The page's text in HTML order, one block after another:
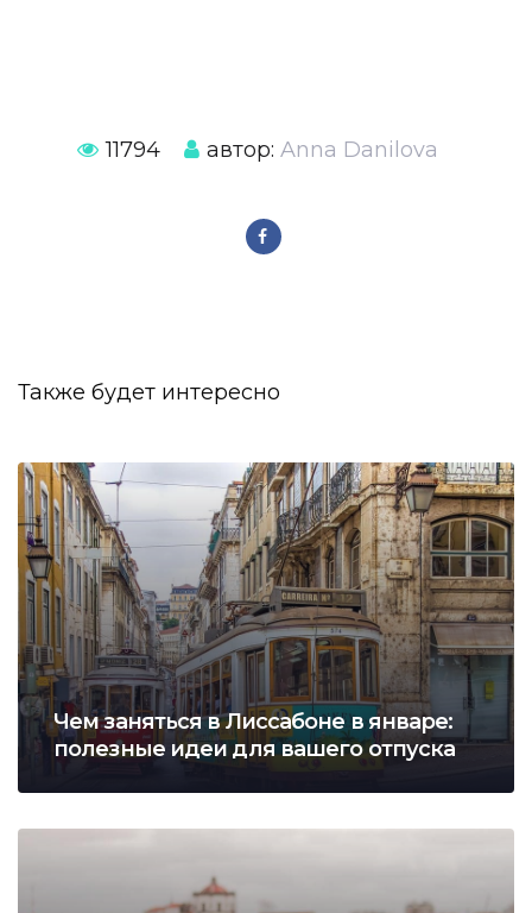
11794 автор: Anna Danilova
Также будет интересно
Чем заняться в Лиссабоне в январе:
полезные идеи для вашего отпуска